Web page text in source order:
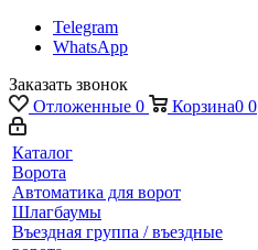
Telegram
WhatsApp
Заказать звонок
Отложенные 0 Корзина0 0
Каталог
Ворота
Автоматика для ворот
Шлагбаумы
Въездная группа / въездные